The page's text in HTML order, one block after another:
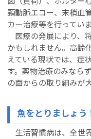
頸動脈エコー、末梢血
カー治療等を行っていま
医療の発展により、
かもしれません。高齢
えている現状では、症
す。薬物治療のみなら
の面からの取り組みが
魚をとりましょう
生活習慣病は、全世